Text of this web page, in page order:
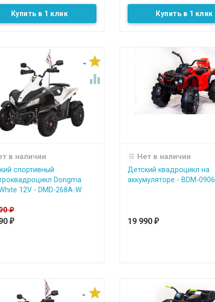
Купить в 1 клик Купить в 1 клик


в наличии
спортивный
Dongma
12V - DMD-268A-W
₽
₽
Нет в наличии
Детский квадроцикл на
аккумуляторе - BDM-0906
19 990 ₽
